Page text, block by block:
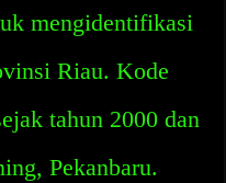
mengidentifikasi
Riau. Kode
tahun 2000 dan
Pekanbaru.